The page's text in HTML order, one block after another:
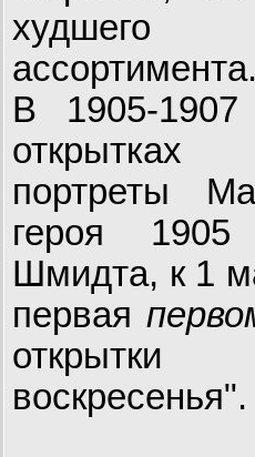
В 1905-1907
открытках
портреты
героя 1905
Шмидта, к 1
первая
воскресенья".